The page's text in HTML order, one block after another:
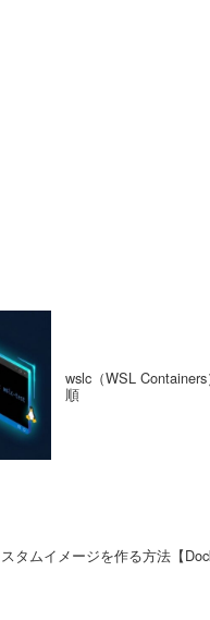
wslc（WSL
順
タムイメージを作る方法【